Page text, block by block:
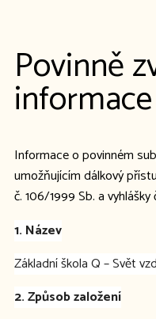
Povinně
informace
Informace o povinném
umožňujícím dálkový
č. 106/1999 Sb. a
1. Název
Základní škola Q – Svět
2. Způsob založení